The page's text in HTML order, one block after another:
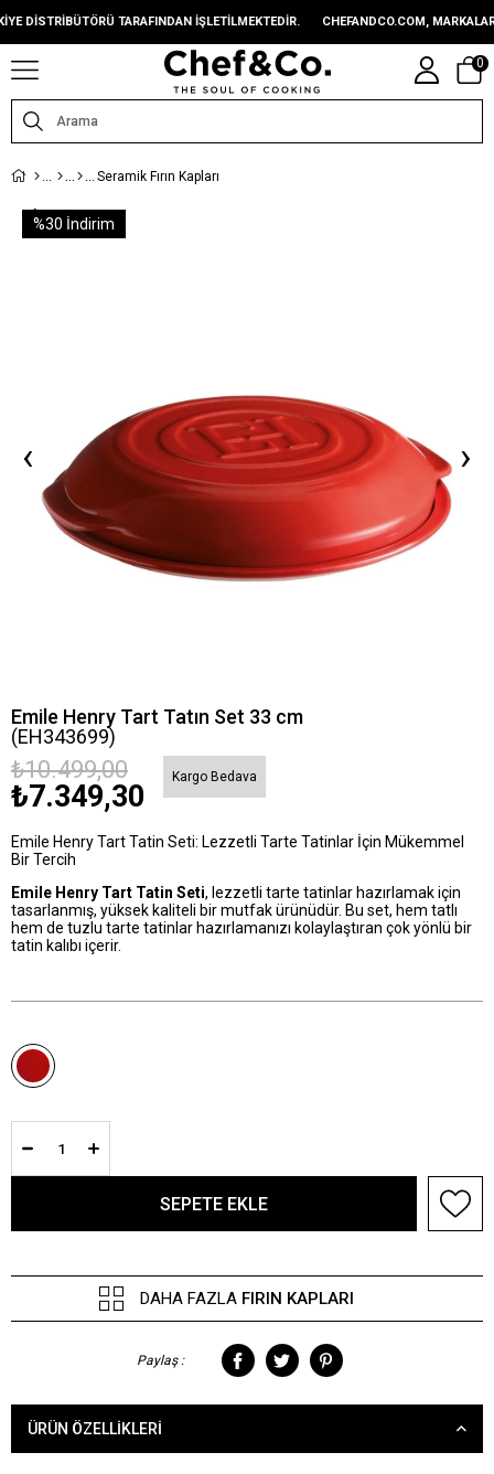
TARAFINDAN IŞLETILMEKTEDIR. CHEFANDCO.COM, MARKALARIN
0
Seramik Fırın Kapları
‹ ›
%30 İndirim
Emile Henry Tart Tatın Set 33 cm
(EH343699)
₺10.499,00
₺7.349,30
Kargo Bedava
Emile Henry Tart Tatin Seti: Lezzetli Tarte Tatinlar İçin Mükemmel
Bir Tercih
Emile Henry Tart Tatin Seti, lezzetli tarte tatinlar hazırlamak için
tasarlanmış, yüksek kaliteli bir mutfak ürünüdür. Bu set, hem tatlı
hem de tuzlu tarte tatinlar hazırlamanızı kolaylaştıran çok yönlü bir
tatin kalıbı içerir.
DAHA FAZLA FIRIN KAPLARI
Paylaş :
ÜRÜN ÖZELLIKLERI